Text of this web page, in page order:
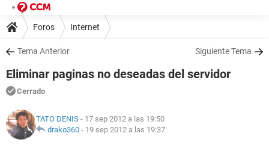
Foros Internet
Tema Anterior Siguiente Tema
Eliminar paginas no deseadas del servidor
Cerrado
TATO DENIS - 17 sep 2012 a las 19:50
drako360 - 19 sep 2012 a las 19:37